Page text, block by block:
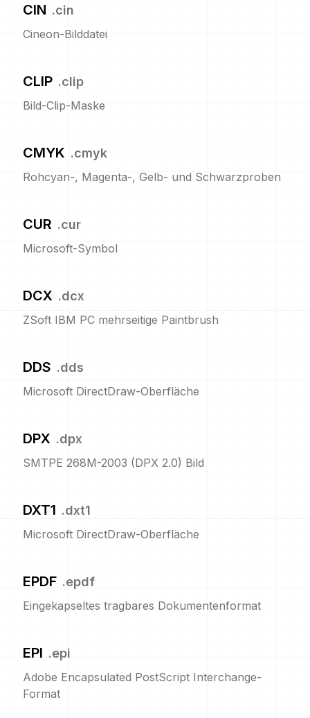
CIN .cin
Cineon-Bilddatei
CLIP .clip
Bild-Clip-Maske
CMYK .cmyk
Rohcyan-, Magenta-, Gelb- und Schwarzproben
CUR .cur
Microsoft-Symbol
DCX .dcx
ZSoft IBM PC mehrseitige Paintbrush
DDS .dds
Microsoft DirectDraw-Oberfläche
DPX .dpx
SMTPE 268M-2003 (DPX 2.0) Bild
DXT1 .dxt1
Microsoft DirectDraw-Oberfläche
EPDF .epdf
Eingekapseltes tragbares Dokumentenformat
EPI .epi
Adobe Encapsulated PostScript Interchange-
Format